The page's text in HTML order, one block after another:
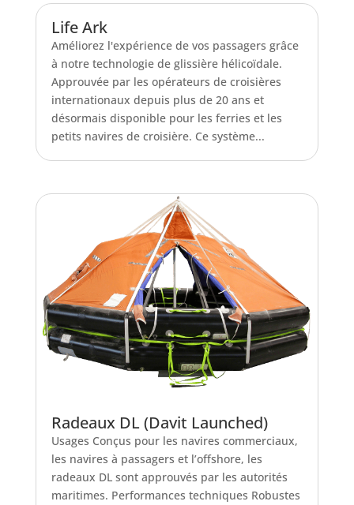
Life Ark
Améliorez l'expérience de vos passagers grâce
à notre technologie de glissière hélicoïdale.
Approuvée par les opérateurs de croisières
internationaux depuis plus de 20 ans et
désormais disponible pour les ferries et les
petits navires de croisière. Ce système...
Radeaux DL (Davit Launched)
Usages Conçus pour les navires commerciaux,
les navires à passagers et l’offshore, les
radeaux DL sont approuvés par les autorités
maritimes. Performances techniques Robustes